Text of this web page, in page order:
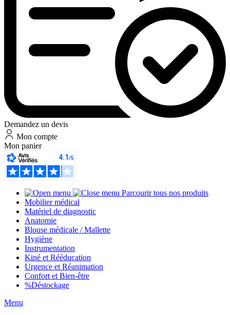
Demandez un devis
Mon compte
Mon panier
Parcourir tous nos produits
Mobilier médical
Matériel de diagnostic
Anatomie
Blouse médicale / Mallette
Hygiène
Instrumentation
Kiné et Rééducation
Urgence et Réanimation
Confort et Bien-être
%Déstockage
Menu